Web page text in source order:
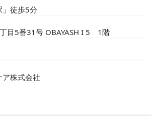
」徒歩5分
目5番31号 OBAYASH I 5　1階
ア株式会社